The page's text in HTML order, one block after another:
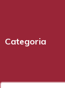
Categoria